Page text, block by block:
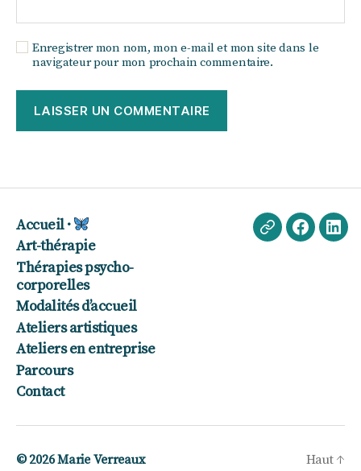
Enregistrer mon nom, mon e-mail et mon site dans le
navigateur pour mon prochain commentaire.
Accueil ·
Art-thérapie
Thérapies psycho-
corporelles
Modalités d’accueil
Ateliers artistiques
Ateliers en entreprise
Parcours
Contact
EchappéeFacebook
© 2026Marie Verreaux Haut ↑